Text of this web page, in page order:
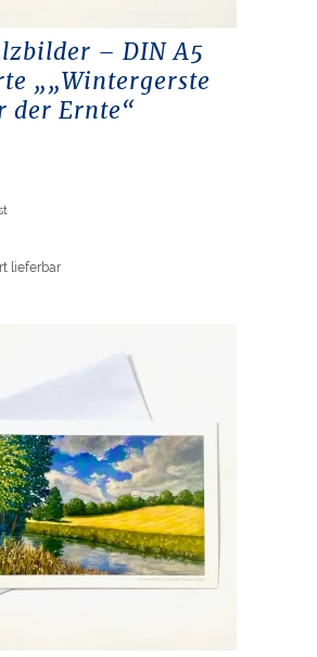
– DIN A5
„„Wintergerste
der Ernte“
lieferbar